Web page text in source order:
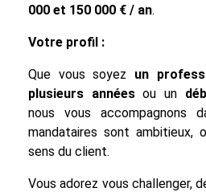
000 et 150 000 € / an.
Votre profil :
Que vous soyez un
plusieurs annéesou un
nous vous accompagnons
mandataires sont ambitieux,
sens du client.
Vous adorez vous challenger,